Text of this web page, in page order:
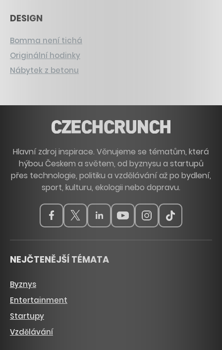
DESIGN
Bomma není tichá
Originální hodinky
Nábytek z betonu
Hlavní zdroj inspirace. Věnujeme se tématům, která
hýbou Českem a světem, od byznysu a startupů
přes technologie, politiku a vzdělávání až po bydlení,
sport, kulturu, ekologii nebo dopravu.
NEJČTENĚJŠÍ TÉMATA
Byznys
Entertainment
Startupy
Vzdělávání